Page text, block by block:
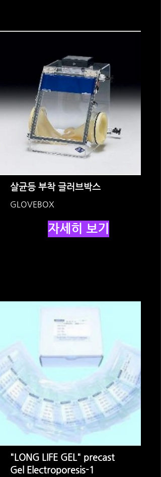
살균등 부착 글러브박스
GLOVEBOX
자세히 보기
"LONG LIFE GEL" precast
Gel Electroporesis-1